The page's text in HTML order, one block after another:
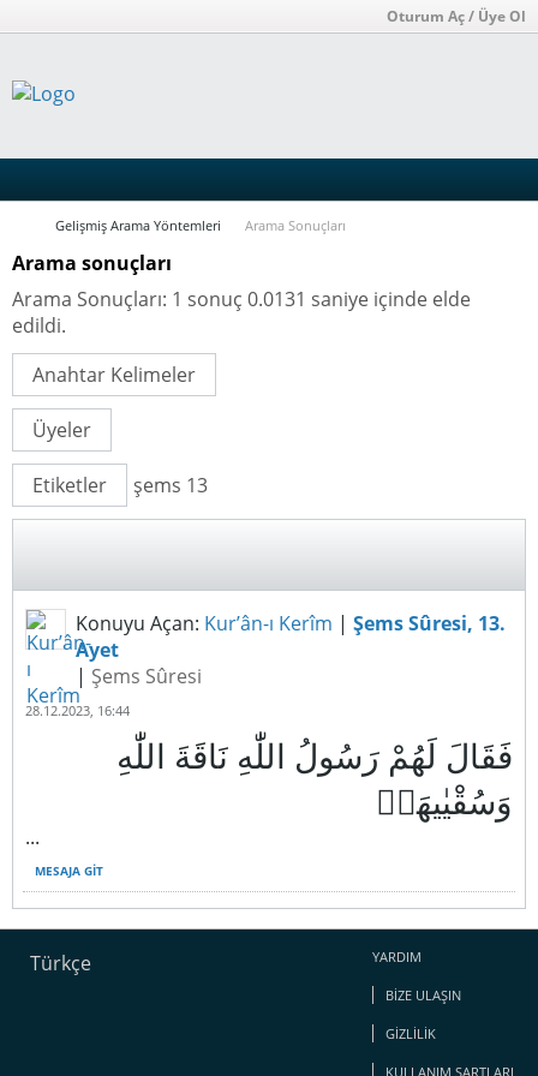
Oturum Aç / Üye Ol
Gelişmiş Arama Yöntemleri Arama Sonuçları
Arama sonuçları
Arama Sonuçları: 1 sonuç 0.0131 saniye içinde elde
edildi.
Anahtar Kelimeler
Üyeler
Etiketler şems 13
Konuyu Açan: Kur’ân-ı Kerîm | Şems Sûresi, 13.
Ayet
| Şems Sûresi
28.12.2023, 16:44
فَقَالَ لَهُمْ رَسُولُ اللّٰهِ نَاقَةَ اللّٰهِ
...
MESAJA GIT
Türkçe YARDIM
BIZE ULAŞIN
GIZLILIK
KULLANIM ŞARTLARI